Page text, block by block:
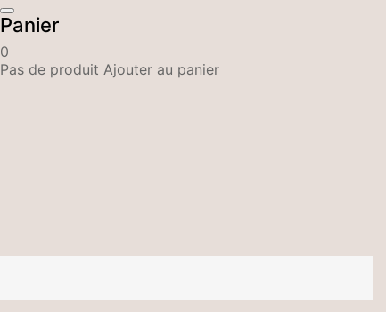
Panier
0
Pas de produit Ajouter au panier